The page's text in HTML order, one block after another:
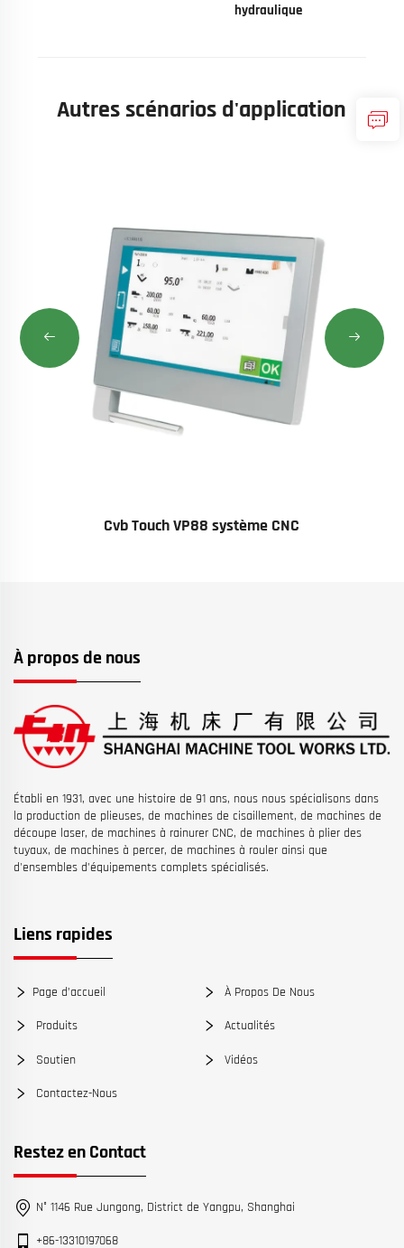
hydraulique
Autres scénarios d'application
Cvb Touch VP88 système CNC
À propos de nous
Établi en 1931, avec une histoire de 91 ans, nous nous spécialisons dans
la production de plieuses, de machines de cisaillement, de machines de
découpe laser, de machines à rainurer CNC, de machines à plier des
tuyaux, de machines à percer, de machines à rouler ainsi que
d'ensembles d'équipements complets spécialisés.
Liens rapides
Page d’accueil À Propos De Nous
Produits Actualités
Soutien Vidéos
Contactez-Nous
Restez en Contact
N° 1146 Rue Jungong, District de Yangpu, Shanghai
+86-13310197068